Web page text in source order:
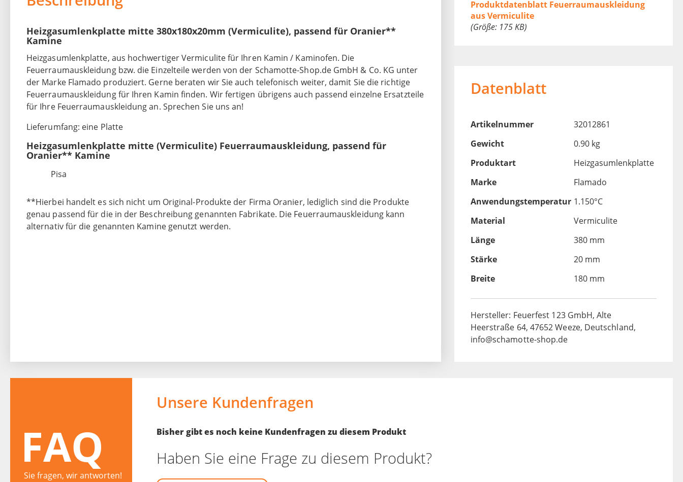
Heizgasumlenkplatte mitte 380x180x20mm (Vermiculite), passend für Oranier**
Kamine
Heizgasumlenkplatte, aus hochwertiger Vermiculite für Ihren Kamin / Kaminofen. Die
Feuerraumauskleidung bzw. die Einzelteile werden von der Schamotte-Shop.de GmbH & Co. KG unter
der Marke Flamado produziert. Gerne beraten wir Sie auch telefonisch weiter, damit Sie die richtige
Feuerraumauskleidung für Ihren Kamin finden. Wir fertigen übrigens auch passend einzelne Ersatzteile
für Ihre Feuerraumauskleidung an. Sprechen Sie uns an!
Lieferumfang: eine Platte
Heizgasumlenkplatte mitte (Vermiculite) Feuerraumauskleidung, passend für
Oranier** Kamine
Pisa
**Hierbei handelt es sich nicht um Original-Produkte der Firma Oranier, lediglich sind die Produkte
genau passend für die in der Beschreibung genannten Fabrikate. Die Feuerraumauskleidung kann
alternativ für die genannten Kamine genutzt werden.
Produktdatenblatt Feuerraumauskleidung
aus Vermiculite
(Größe: 175 KB)
Datenblatt
Artikelnummer
32012861
Gewicht
0.90 kg
Produktart
Heizgasumlenkplatte
Marke
Flamado
Anwendungstemperatur 1.150°C
Material
Vermiculite
Länge
380 mm
Stärke
20 mm
Breite
180 mm
Hersteller: Feuerfest 123 GmbH, Alte
Heerstraße 64, 47652 Weeze, Deutschland,
info@schamotte-shop.de
FAQ
Sie fragen, wir antworten!
Unsere Kundenfragen
Bisher gibt es noch keine Kundenfragen zu diesem Produkt
Haben Sie eine Frage zu diesem Produkt?